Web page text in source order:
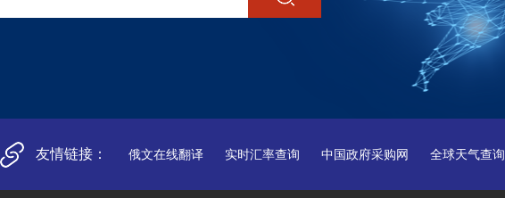
友情链接： 俄文在线翻译 实时汇率查询 中国政府采购网 全球天气查询